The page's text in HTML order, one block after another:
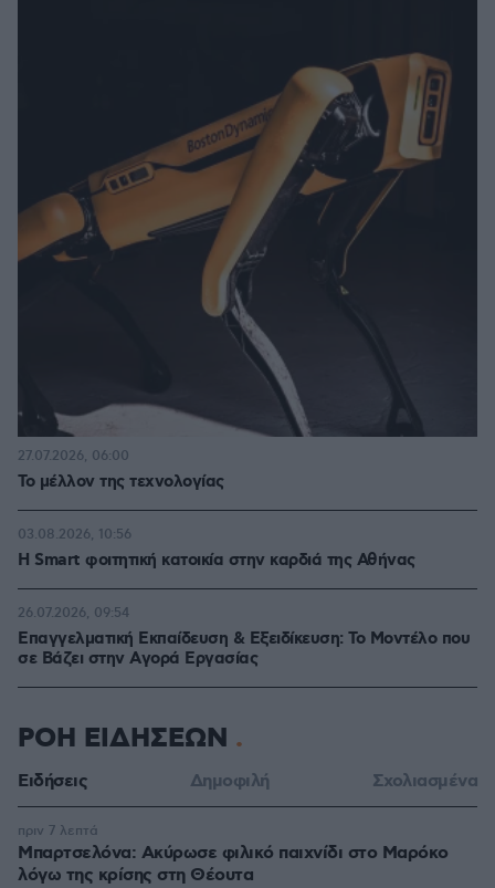
Το μέλλον της τεχνολογίας
27.07.2026, 06:00
Η Smart φοιτητική κατοικία στην καρδιά της Αθήνας
03.08.2026, 10:56
Επαγγελματική Εκπαίδευση & Εξειδίκευση: Το Mοντέλο που
σε Bάζει στην Aγορά Eργασίας
26.07.2026, 09:54
ΡΟΗ ΕΙΔΗΣΕΩΝ
Ειδήσεις Δημοφιλή Σχολιασμένα
Μπαρτσελόνα: Ακύρωσε φιλικό παιχνίδι στο Μαρόκο
λόγω της κρίσης στη Θέουτα
πριν 7 λεπτά